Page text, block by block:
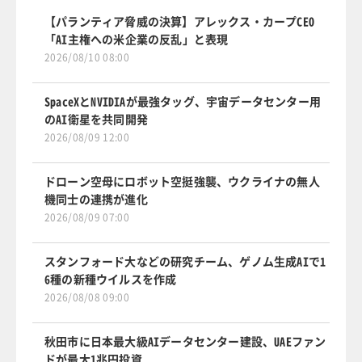
【パランティア脅威の決算】アレックス・カープCEO
「AI主権への米企業の反乱」と表現
2026/08/10 08:00
SpaceXとNVIDIAが最強タッグ、宇宙データセンター用
のAI衛星を共同開発
2026/08/09 12:00
ドローン空母にロボット空挺強襲、ウクライナの無人
機同士の連携が進化
2026/08/09 07:00
スタンフォード大などの研究チーム、ゲノム生成AIで1
6種の新種ウイルスを作成
2026/08/08 09:00
秋田市に日本最大級AIデータセンター建設、UAEファン